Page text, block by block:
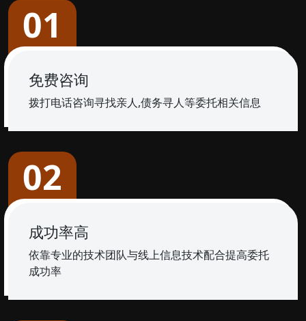
01
免费咨询
拨打电话咨询寻找亲人,债务寻人等委托相关信息
02
成功率高
依靠专业的技术团队与线上信息技术配合提高委托
成功率